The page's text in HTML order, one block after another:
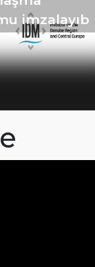
imzalayıb